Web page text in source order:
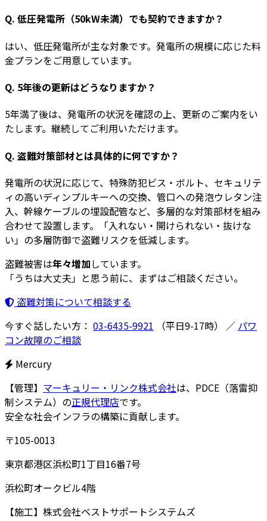
Q. 低圧発電所（50kW未満）でも契約できますか？
はい、低圧発電所が主な対象です。発電所の規模に応じた料
金プランをご用意しています。
Q. 5年後の更新はどうなりますか？
5年満了後は、発電所の状況を確認の上、更新のご案内をい
たします。継続してご利用いただけます。
Q. 盗難対策部材とは具体的に何ですか？
発電所の状況に応じて、特殊防犯ビス・ボルト、セキュリテ
ィの高いディンプルキーへの交換、管口への発泡ウレタン注
入、幹線ケーブルの埋設配管など、多層的な対策部材を組み
合わせて設置します。「入れない・開けられない・抜けな
い」の多層防御で盗難リスクを低減します。
盗難被害は年々増加しています。
「うちは大丈夫」と思う前に、まずはご相談ください。
盗難対策について相談する
今すぐ話したい方： 03-6435-9921 （平日9-17時） ／ パワ
コン故障のご相談
Mercury
【管理】 マーキュリー・リンク株式会社は、PDCE（落雷抑
制システム）の正規代理店です。
安全な社会インフラの構築に貢献します。
〒105-0013
東京都港区浜松町1丁目16番7号
浜松町オークビル4階
【施工】 株式会社ベストサポートシステムズ